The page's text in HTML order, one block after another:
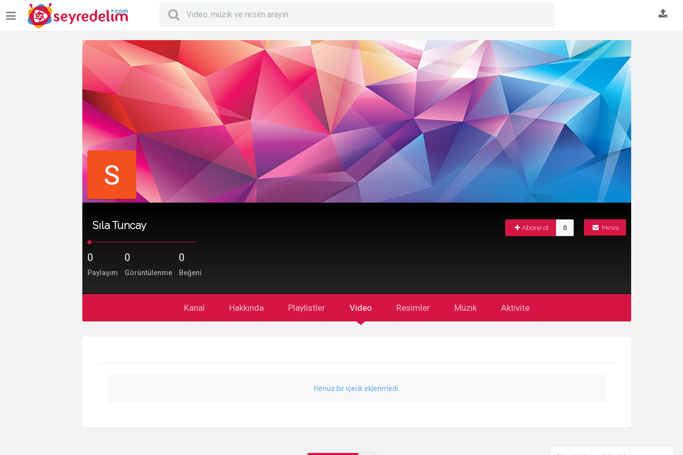
Sıla Tuncay Mesaj
Abone ol 0
0
Paylaşım
0
Görüntülenme
0
Beğeni
Kanal Hakkında Playlistler Video Resimler Müzik Aktivite
Henüz bir içerik eklenmedi.